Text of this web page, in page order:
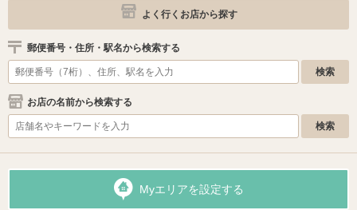
よく行くお店から探す
郵便番号・住所・駅名から検索する
お店の名前から検索する
Myエリアを設定する